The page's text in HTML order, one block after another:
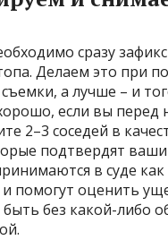
сразу
Делаем это при
а лучше – и
если вы перед
2–3 соседей в
подтвердят
в суде как
и помогут оценить
без какой-либо